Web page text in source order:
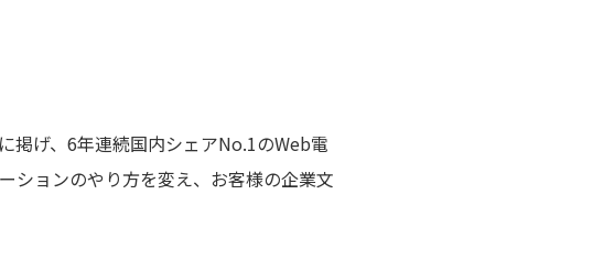
掲げ、6年連続国内シェアNo.1のWeb電
ションのやり方を変え、お客様の企業文